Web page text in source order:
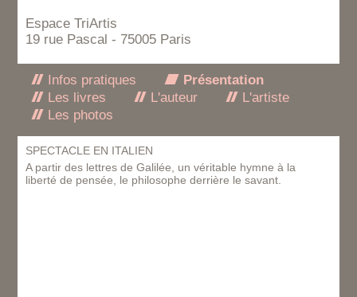
Espace TriArtis
19 rue Pascal - 75005 Paris
Infos pratiques
Présentation
Les livres
L'auteur
L'artiste
Les photos
SPECTACLE EN ITALIEN
A partir des lettres de Galilée, un véritable hymne à la
liberté de pensée, le philosophe derrière le savant.